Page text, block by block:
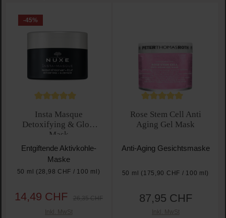
-45%
Insta Masque
Detoxifying & Glow
Mask
Entgiftende Aktivkohle-
Maske
50 ml (28,98 CHF / 100 ml)
Verkaufspreis:
14,49 CHF Regulärer Preis:
26,35 CHF
Inkl. MwSt
Rose Stem Cell Anti
Aging Gel Mask
Anti-Aging Gesichtsmaske
50 ml (175,90 CHF / 100 ml)
Regulärer Preis:
87,95 CHF
Inkl. MwSt